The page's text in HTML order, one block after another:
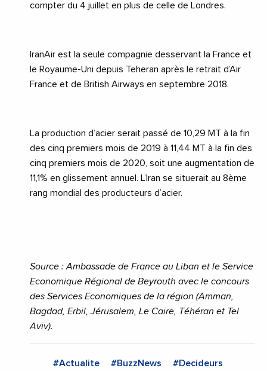
compter du 4 juillet en plus de celle de Londres.
IranAir est la seule compagnie desservant la France et
le Royaume-Uni depuis Teheran après le retrait d’Air
France et de British Airways en septembre 2018.
La production d’acier serait passé de 10,29 MT à la fin
des cinq premiers mois de 2019 à 11,44 MT à la fin des
cinq premiers mois de 2020, soit une augmentation de
11,1% en glissement annuel. L’Iran se situerait au 8ème
rang mondial des producteurs d’acier.
Source : Ambassade de France au Liban et le Service
Economique Régional de Beyrouth avec le concours
des Services Economiques de la région (Amman,
Bagdad, Erbil, Jérusalem, Le Caire, Téhéran et Tel
Aviv).
#Actualite #BuzzNews #Decideurs